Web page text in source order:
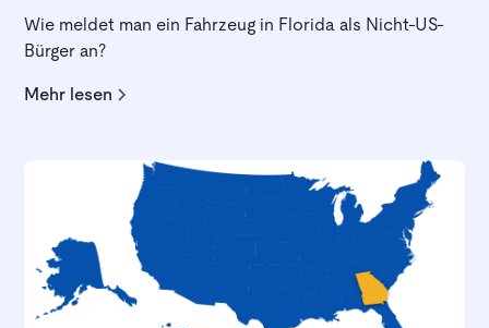
Wie meldet man ein Fahrzeug in Florida als Nicht-US-
Bürger an?
Mehr lesen